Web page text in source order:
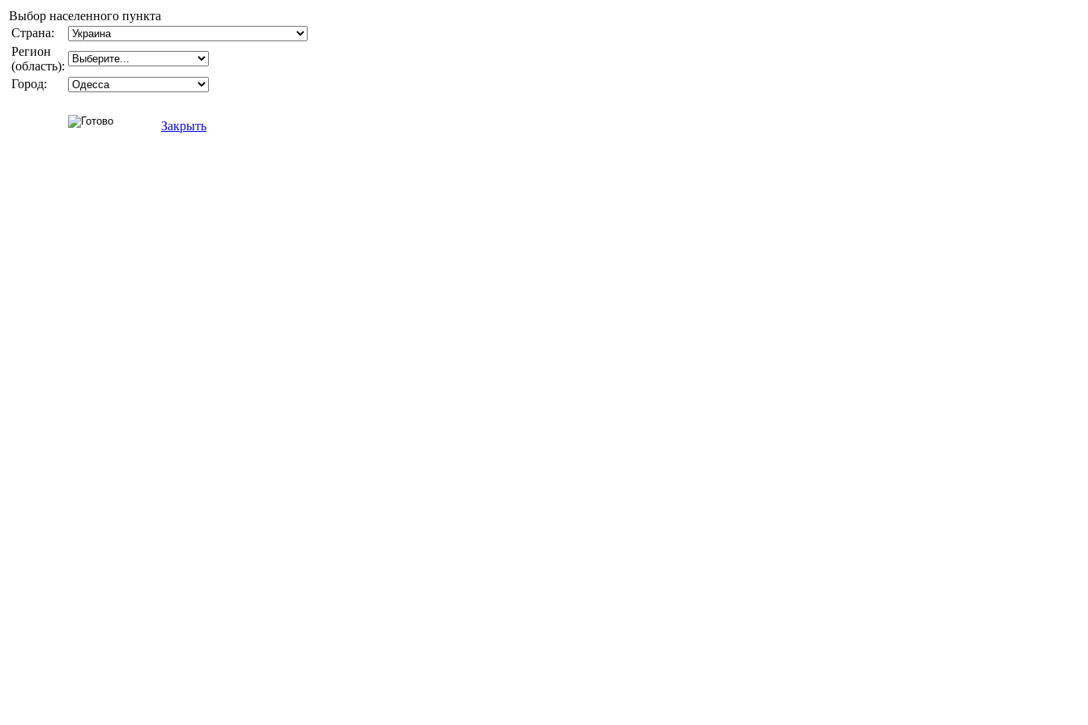
Выбор населенного пункта
Страна:
Регион
(область):
Город:
Закрыть